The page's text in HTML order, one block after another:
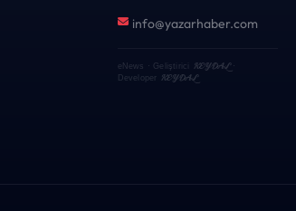
info@yazarhaber.com
eNews · Geliştirici KEYDAL·
Developer KEYDAL